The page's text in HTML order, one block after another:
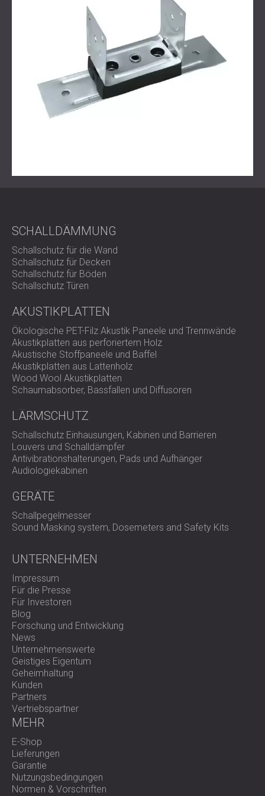
Trittschall ist eine der am schwierigsten zu bewältigenden
Lärmarten in älteren Wohngebäuden mit Balkendecken.
Die schwimmenden Bodensysteme von DECIBEL bieten
eine effiziente und minimalinvasive Möglichkeit, den
akustischen Komfort wiederherzustellen und moderne
Schallschutzstandards zu erfüllen.
Nehmen Sie Kontakt mit uns auf
wir Ihre Trittschallprobleme mit maßgeschneiderten,
bewährten Lösungen lösen können.
SCHALLDÄMMUNG
Schallschutz für die Wand
Schallschutz für Decken
Schallschutz für Böden
Schallschutz Türen
AKUSTIKPLATTEN
Ökologische PET-Filz Akustik Paneele und Trennwände
Akustikplatten aus perforiertem Holz
Akustische Stoffpaneele und Baffel
Akustikplatten aus Lattenholz
Wood Wool Akustikplatten
Schaumabsorber, Bassfallen und Diffusoren
LÄRMSCHUTZ
Schallschutz Einhausungen, Kabinen und Barrieren
Louvers und Schalldämpfer
Antivibrationshalterungen, Pads und Aufhänger
Audiologiekabinen
GERÄTE
Schallpegelmesser
Sound Masking system, Dosemeters and Safety Kits
UNTERNEHMEN
Impressum
Für die Presse
Für Investoren
Blog
Forschung und Entwicklung
News
Unternehmenswerte
Geistiges Eigentum
Geheimhaltung
Kunden
Partners
Vertriebspartner
MEHR
E-Shop
Lieferungen
Garantie
Nutzungsbedingungen
Normen & Vorschriften